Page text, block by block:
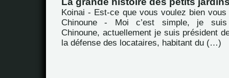
Koinai - Est-ce que vous voulez bien
Chinoune - Moi c’est simple, je suis
Chinoune, actuellement je suis président
la défense des locataires, habitant du (…)